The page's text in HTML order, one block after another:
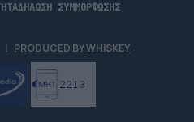
ΔΗΛΩΣΗ ΣΥΜΜΟΡΦΩΣΗΣ
| PRODUCED BYWHISKEY